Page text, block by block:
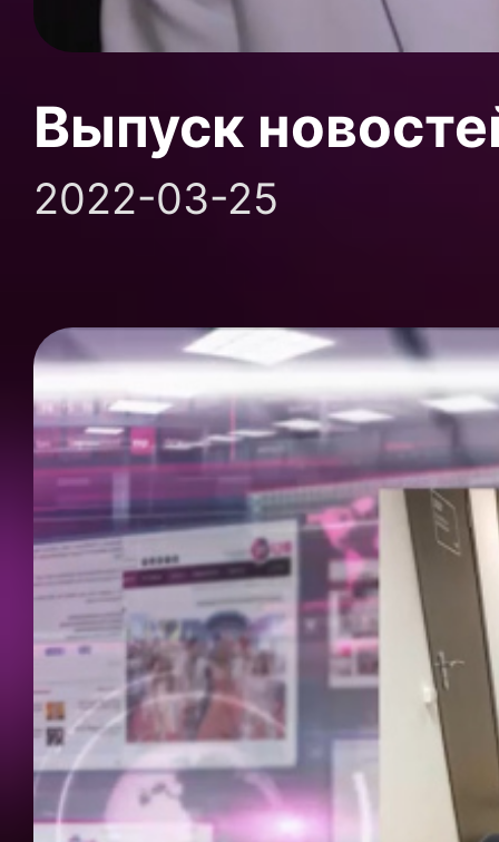
Выпуск
2022-03-25